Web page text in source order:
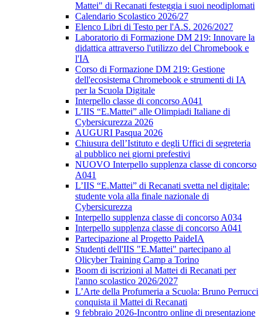
Mattei" di Recanati festeggia i suoi neodiplomati
Calendario Scolastico 2026/27
Elenco Libri di Testo per l'A.S. 2026/2027
Laboratorio di Formazione DM 219: Innovare la
didattica attraverso l'utilizzo del Chromebook e
l'IA
Corso di Formazione DM 219: Gestione
dell'ecosistema Chromebook e strumenti di IA
per la Scuola Digitale
Interpello classe di concorso A041
L’IIS “E.Mattei” alle Olimpiadi Italiane di
Cybersicurezza 2026
AUGURI Pasqua 2026
Chiusura dell’Istituto e degli Uffici di segreteria
al pubblico nei giorni prefestivi
NUOVO Interpello supplenza classe di concorso
A041
L’IIS “E.Mattei” di Recanati svetta nel digitale:
studente vola alla finale nazionale di
Cybersicurezza
Interpello supplenza classe di concorso A034
Interpello supplenza classe di concorso A041
Partecipazione al Progetto PaideIA
Studenti dell'IIS "E.Mattei" partecipano al
Olicyber Training Camp a Torino
Boom di iscrizioni al Mattei di Recanati per
l'anno scolastico 2026/2027
L’Arte della Profumeria a Scuola: Bruno Perrucci
conquista il Mattei di Recanati
9 febbraio 2026-Incontro online di presentazione